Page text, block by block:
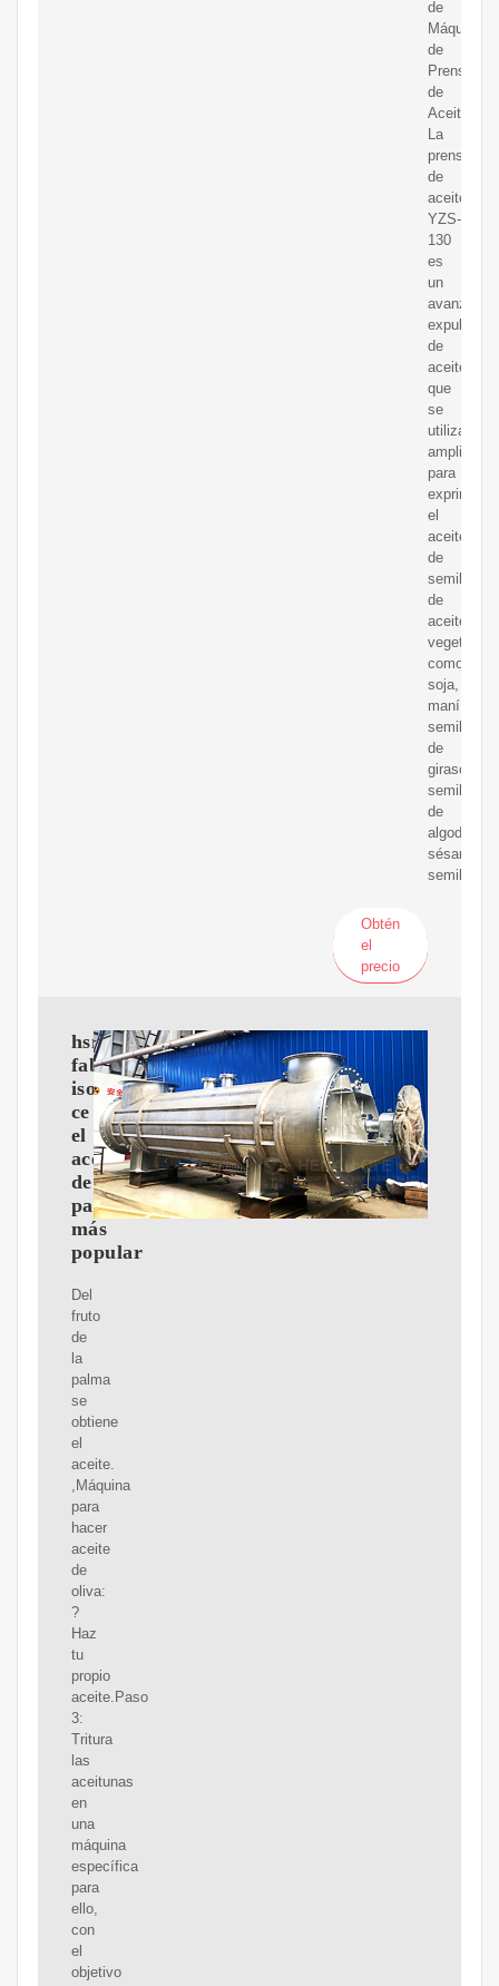
de
Máquinas
de
Prensa
de
Aceite
La
prensa
de
aceite
YZS-
130
es
un
avanzado
expulsor
de
aceite
que
se
utiliza
para
exprimir
el
aceite
de
semilla
de
aceite
vegetal,
como
soja,
maní,
semillas
de
girasol,
semillas
de
algodón,
sésamo,
semillas
Obtén
el
precio
hsm
fabrica
iso
ce
el
aceite
de
palmiste
más
popular
Del
fruto
de
la
palma
se
obtiene
el
aceite.
,Máquina
para
hacer
aceite
de
oliva:
?
Haz
tu
propio
aceite.Paso
3:
Tritura
las
aceitunas
en
una
máquina
específica
para
ello,
con
el
objetivo